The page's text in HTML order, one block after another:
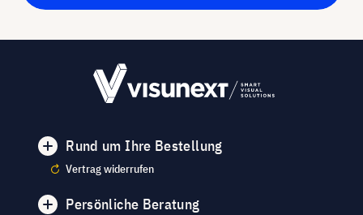
Rund um Ihre Bestellung
Vertrag widerrufen
Persönliche Beratung